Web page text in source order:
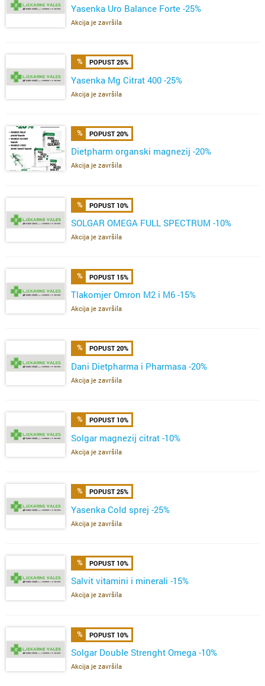
Yasenka Uro Balance Forte -25%
Akcija je završila
POPUST 25%
Yasenka Mg Citrat 400 -25%
Akcija je završila
POPUST 20%
Dietpharm organski magnezij -20%
Akcija je završila
POPUST 10%
SOLGAR OMEGA FULL SPECTRUM -10%
Akcija je završila
POPUST 15%
Tlakomjer Omron M2 i M6 -15%
Akcija je završila
POPUST 20%
Dani Dietpharma i Pharmasa -20%
Akcija je završila
POPUST 10%
Solgar magnezij citrat -10%
Akcija je završila
POPUST 25%
Yasenka Cold sprej -25%
Akcija je završila
POPUST 10%
Salvit vitamini i minerali -15%
Akcija je završila
POPUST 10%
Solgar Double Strenght Omega -10%
Akcija je završila